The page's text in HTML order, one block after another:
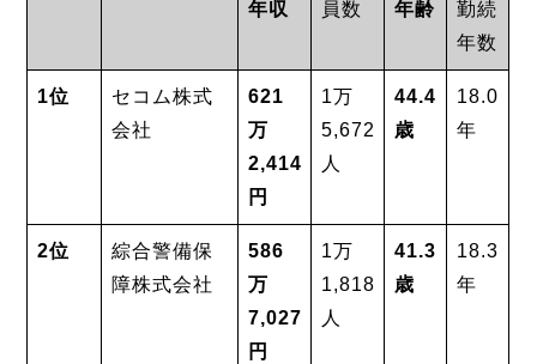
年収
員数
年齢
勤続
年数
1位
セコム株式
会社
621
万
2,414
円
1万
5,672
人
44.4
歳
18.0
年
2位
綜合警備保
障株式会社
586
万
7,027
円
1万
1,818
人
41.3
歳
18.3
年